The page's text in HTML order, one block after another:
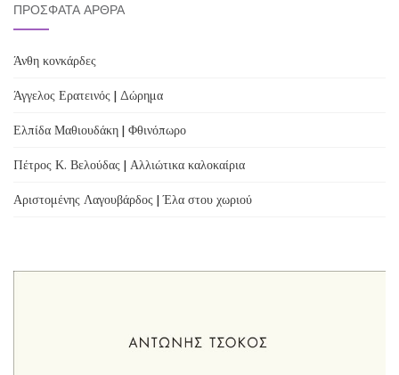
ΠΡΌΣΦΑΤΑ ΆΡΘΡΑ
Άνθη κονκάρδες
Άγγελος Ερατεινός | Δώρημα
Ελπίδα Μαθιουδάκη | Φθινόπωρο
Πέτρος Κ. Βελούδας | Αλλιώτικα καλοκαίρια
Αριστομένης Λαγουβάρδος | Έλα στου χωριού